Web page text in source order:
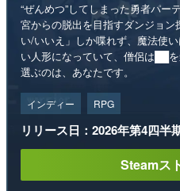
“ぜんめつ”してしまった勇者パー
宮からの脱出を目指すダンジョ
い/いいえ」しか喋れず、魔法使
い人形になっていて、僧侶は██
選ぶのは、あなたです。
インディー RPG
リリース日：2026年第4四半
Steamス